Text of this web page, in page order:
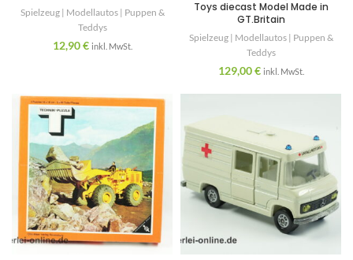
Spielzeug | Modellautos | Puppen &
Teddys
12,90€ inkl. MwSt.
Toys diecast Model Made in
GT.Britain
Spielzeug | Modellautos | Puppen &
Teddys
129,00€ inkl. MwSt.